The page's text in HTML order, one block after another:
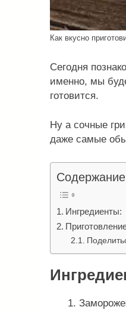
Как вкусно
Сегодня
именно, мы
готовится.
Ну а сочные
даже самые
Содержание
Ингредиенты: